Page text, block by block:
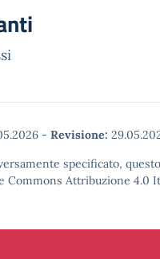
- Revisione:
specificato,
Commons Attribuzione 4.0